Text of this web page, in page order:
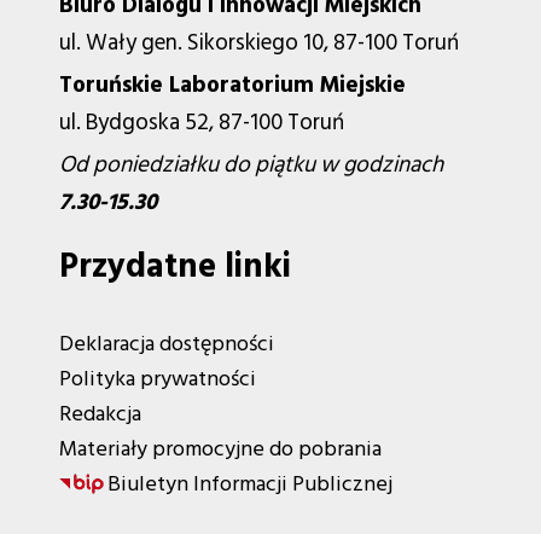
ul. Wały gen. Sikorskiego 10, 87-100 Toruń
Toruńskie Laboratorium Miejskie
ul. Bydgoska 52, 87-100 Toruń
Od poniedziałku do piątku w godzinach
7.30-15.30
Przydatne linki
Deklaracja dostępności
Polityka prywatności
Redakcja
Materiały promocyjne do pobrania
Biuletyn Informacji Publicznej